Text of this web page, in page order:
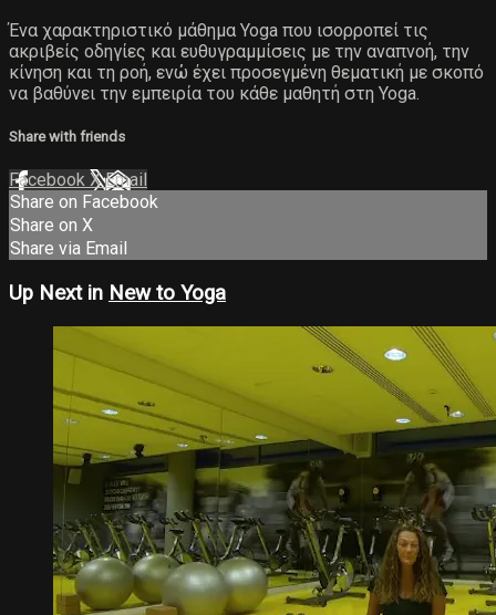
Ένα χαρακτηριστικό μάθημα Yoga που ισορροπεί τις
ακριβείς οδηγίες και ευθυγραμμίσεις με την αναπνοή, την
κίνηση και τη ροή, ενώ έχει προσεγμένη θεματική με σκοπό
να βαθύνει την εμπειρία του κάθε μαθητή στη Yoga.
Share with friends
Facebook XEmail
Share on Facebook
Share on X
Share via Email
Up Next in New to Yoga